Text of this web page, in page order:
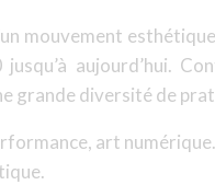
mouvement
aujourd’hui.
grande diversité de
art numérique.